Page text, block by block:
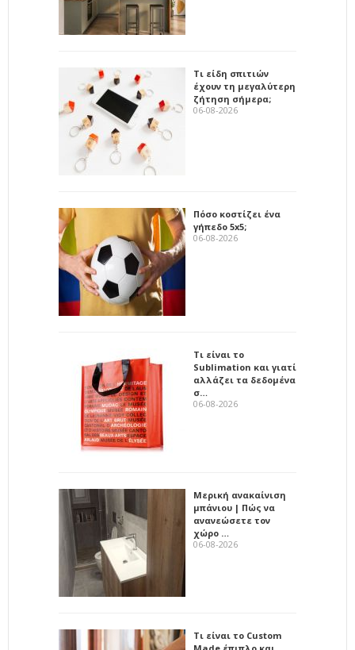
Τι είδη σπιτιών
έχουν τη μεγαλύτερη
ζήτηση σήμερα;
06-08-2026
Πόσο κοστίζει ένα
γήπεδο 5x5;
06-08-2026
Τι είναι το
Sublimation και γιατί
αλλάζει τα δεδομένα
σ…
06-08-2026
Μερική ανακαίνιση
μπάνιου | Πώς να
ανανεώσετε τον
χώρο …
06-08-2026
Τι είναι το Custom